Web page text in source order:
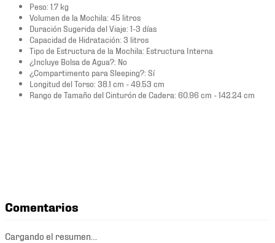
Peso: 1.7 kg
Volumen de la Mochila: 45 litros
Duración Sugerida del Viaje: 1-3 días
Capacidad de Hidratación: 3 litros
Tipo de Estructura de la Mochila: Estructura Interna
¿Incluye Bolsa de Agua?: No
¿Compartimento para Sleeping?: Sí
Longitud del Torso: 38.1 cm - 49.53 cm
Rango de Tamaño del Cinturón de Cadera: 60.96 cm - 142.24 cm
Comentarios
Cargando el resumen…